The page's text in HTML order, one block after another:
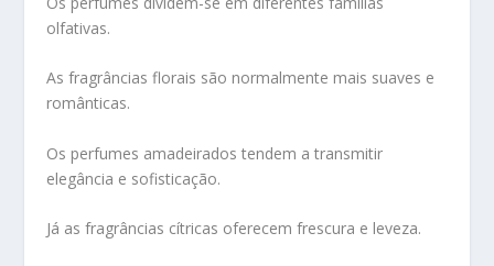
olfativas.
As fragrâncias florais são normalmente mais suaves e
românticas.
Os perfumes amadeirados tendem a transmitir
elegância e sofisticação.
Já as fragrâncias cítricas oferecem frescura e leveza.